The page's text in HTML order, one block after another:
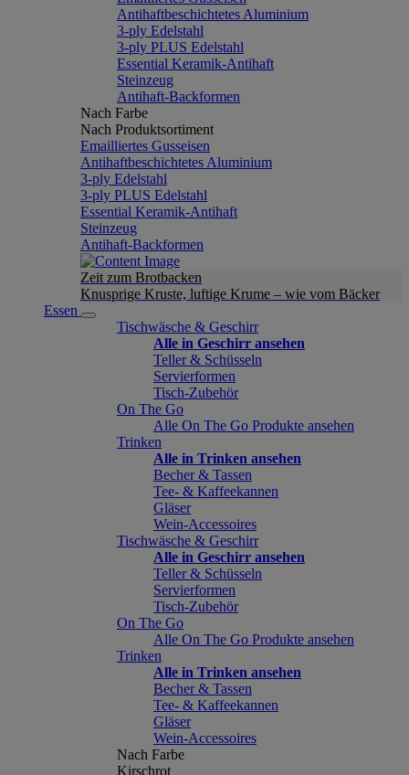
Antihaftbeschichtetes Aluminium
3-ply Edelstahl
3-ply PLUS Edelstahl
Essential Keramik-Antihaft
Steinzeug
Antihaft-Backformen
Nach Farbe
Nach Produktsortiment
Emailliertes Gusseisen
Antihaftbeschichtetes Aluminium
3-ply Edelstahl
3-ply PLUS Edelstahl
Essential Keramik-Antihaft
Steinzeug
Antihaft-Backformen
Zeit zum Brotbacken
Knusprige Kruste, luftige Krume – wie vom Bäcker
Essen
Tischwäsche & Geschirr
Alle in Geschirr ansehen
Teller & Schüsseln
Servierformen
Tisch-Zubehör
On The Go
Alle On The Go Produkte ansehen
Trinken
Alle in Trinken ansehen
Becher & Tassen
Tee- & Kaffeekannen
Gläser
Wein-Accessoires
Tischwäsche & Geschirr
Alle in Geschirr ansehen
Teller & Schüsseln
Servierformen
Tisch-Zubehör
On The Go
Alle On The Go Produkte ansehen
Trinken
Alle in Trinken ansehen
Becher & Tassen
Tee- & Kaffeekannen
Gläser
Wein-Accessoires
Nach Farbe
Kirschrot